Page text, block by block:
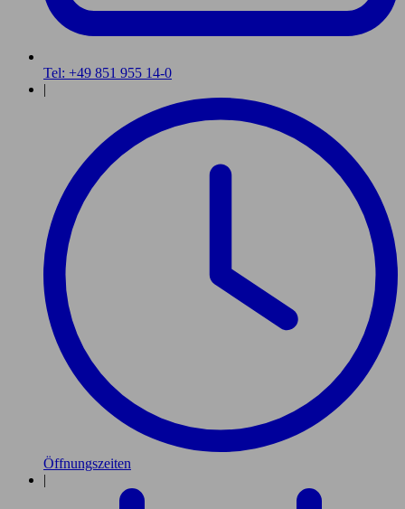
Tel: +49 851 955 14-0
|
Öffnungszeiten
|